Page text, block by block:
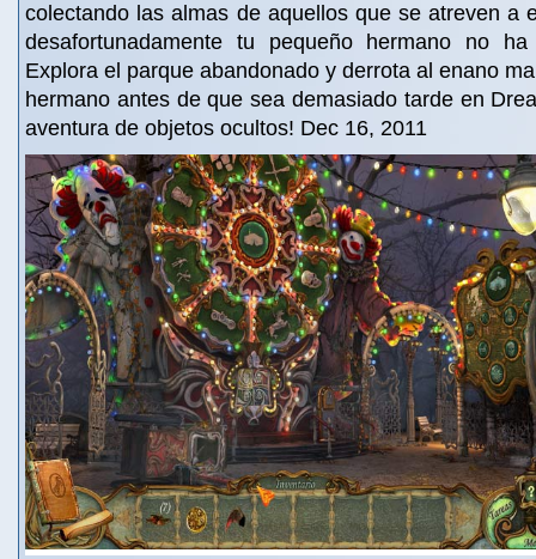
colectando las almas de aquellos que se atreven a
desafortunadamente tu pequeño hermano no
Explora el parque abandonado y derrota al enano
hermano antes de que sea demasiado tarde en
aventura de objetos ocultos! Dec 16, 2011